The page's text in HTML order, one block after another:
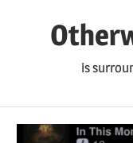
ツ
is